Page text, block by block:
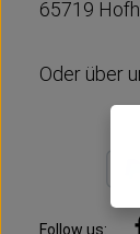
65719
Oder über
Follow us: